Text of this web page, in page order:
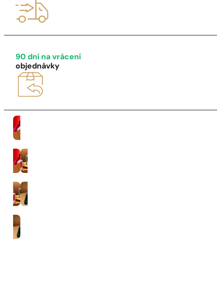
90 dní na vrácení
objednávky
Ženy
35% parfemace
Muži